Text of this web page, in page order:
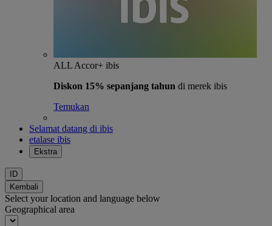
ALL Accor+ ibis
Diskon 15% sepanjang tahun di merek ibis
Temukan
Selamat datang di ibis
etalase ibis
Ekstra
ID
Kembali
Select your location and language below
Geographical area